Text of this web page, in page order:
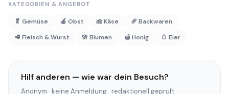
KATEGORIEN & ANGEBOT
🥬 Gemüse 🍎 Obst 🧀 Käse
🥖 Backwaren
🥩 Fleisch & Wurst
🌸 Blumen 🍯 Honig 🥚 Eier
Hilf anderen — wie war dein Besuch?
Anonym · keine Anmeldung · redaktionell geprüft